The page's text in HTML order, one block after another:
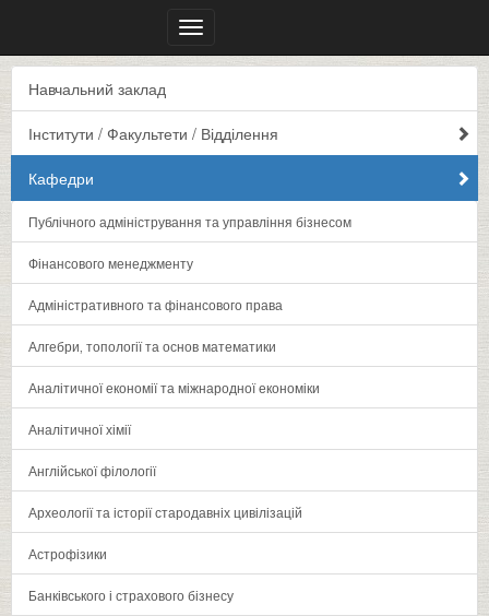
Меню
Навчальний заклад
Інститути / Факультети / Відділення
Кафедри
Публічного адміністрування та управління бізнесом
Фінансового менеджменту
Адміністративного та фінансового права
Алгебри‚ топології та основ математики
Аналітичної економії та міжнародної економіки
Аналітичної хімії
Англійської філології
Археології та історії стародавніх цивілізацій
Астрофізики
Банківського і страхового бізнесу